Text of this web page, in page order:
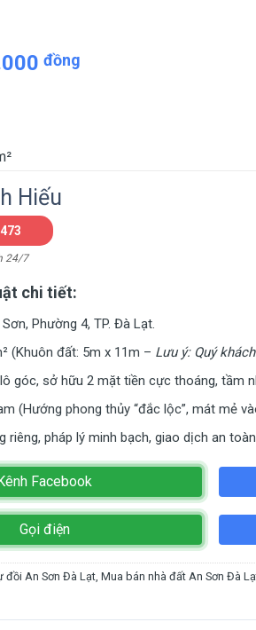
đồng
Hiếu
24/7
chi tiết:
Phường 4, TP. Đà Lạt.
(Khuôn đất: 5m x 11m – Lưu ý: Quý
góc, sở hữu 2 mặt tiền cực thoáng, tầm
(Hướng phong thủy “đắc lộc”, mát mẻ
riêng, pháp lý minh bạch, giao dịch an
Facebook
Gọi điện
đồi An Sơn Đà Lạt ,Mua bán nhà đất An Sơn Đà